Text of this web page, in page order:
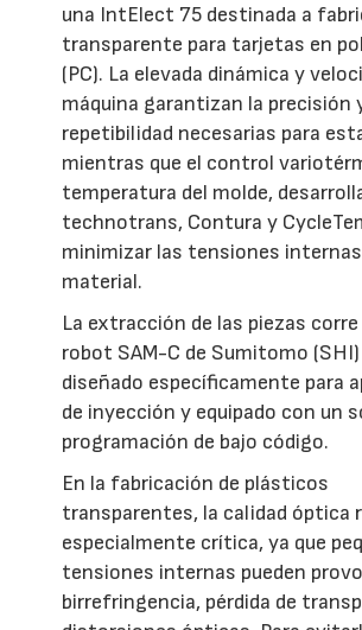
una IntElect 75 destinada a
transparente para tarjetas en
(PC). La elevada dinámica y
máquina garantizan la precisión
repetibilidad necesarias para
mientras que el control
temperatura del molde,
technotrans, Contura y
minimizar las tensiones
material.
La extracción de las piezas
robot SAM-C de Sumitomo
diseñado específicamente para
de inyección y equipado con un
programación de bajo código.
En la fabricación de plásticos
transparentes, la calidad óptica
especialmente crítica, ya que
tensiones internas pueden
birrefringencia, pérdida de